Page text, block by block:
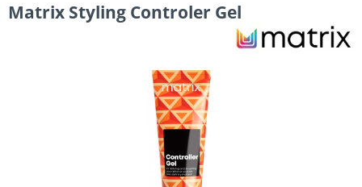
Matrix Styling Controler Gel